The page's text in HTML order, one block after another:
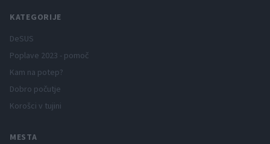
KATEGORIJE
DeSUS
Poplave 2023 - pomoč
Kam na potep?
Dobro počutje
Korošci v tujini
MESTA